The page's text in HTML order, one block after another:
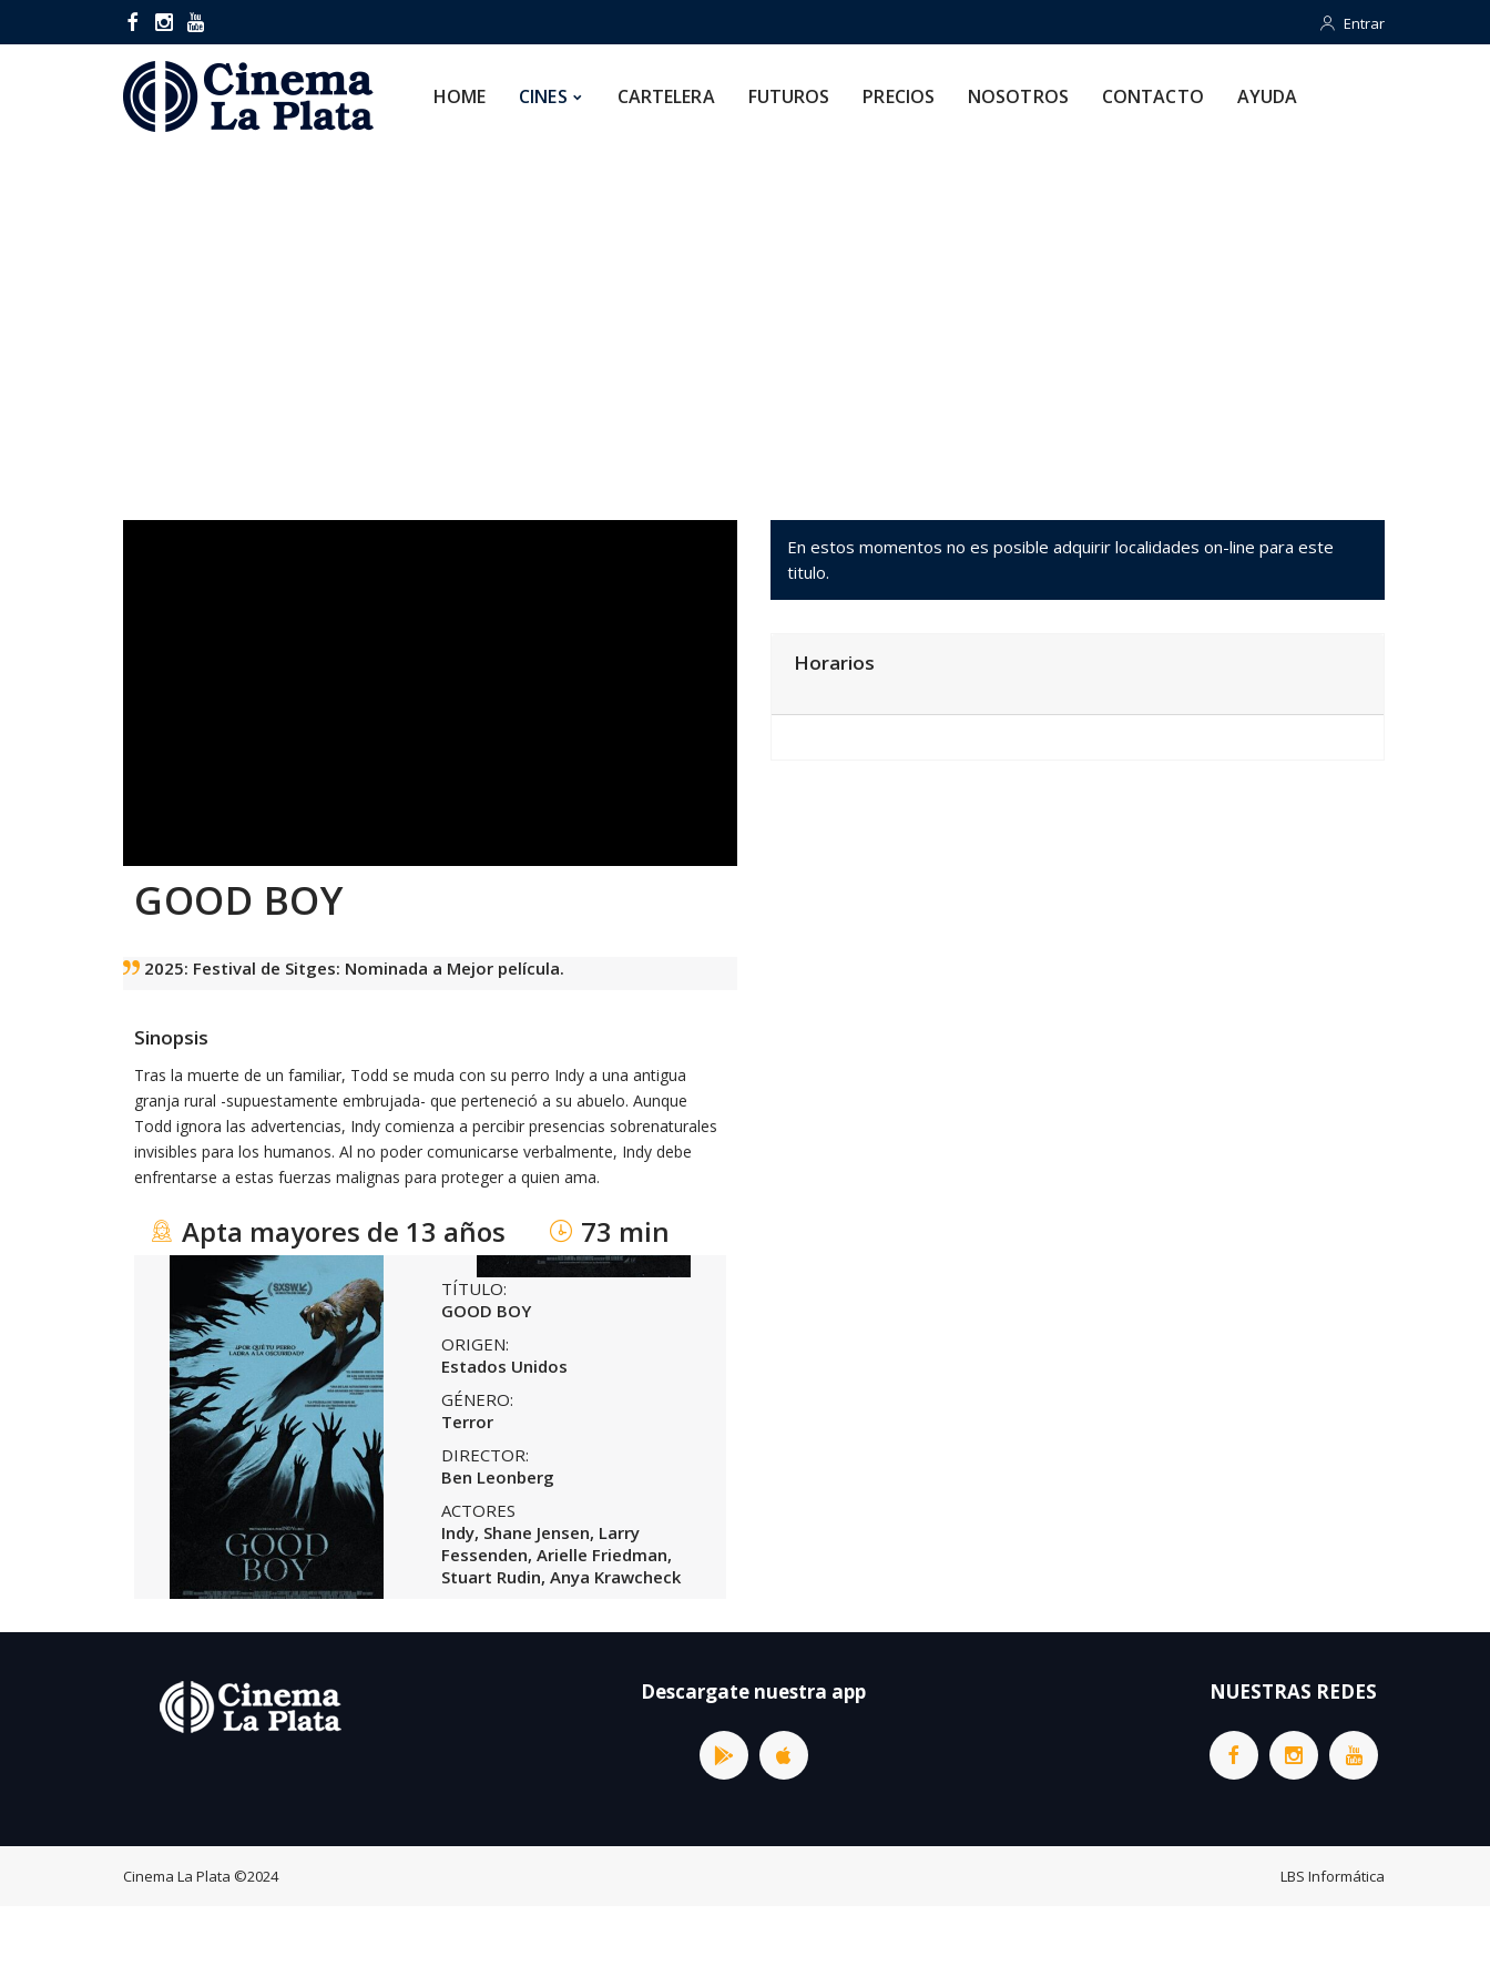
Entrar
Entrar
HOME CINES CARTELERA FUTUROS PRECIOS NOSOTROS CONTACTO AYUDA
GOOD BOY
2025: Festival de Sitges: Nominada a Mejor película.
Sinopsis
Tras la muerte de un familiar, Todd se muda con su perro Indy a una antigua
granja rural -supuestamente embrujada- que perteneció a su abuelo. Aunque
Todd ignora las advertencias, Indy comienza a percibir presencias sobrenaturales
invisibles para los humanos. Al no poder comunicarse verbalmente, Indy debe
enfrentarse a estas fuerzas malignas para proteger a quien ama.
Apta mayores de 13 años 73 min
TÍTULO:
GOOD BOY
ORIGEN:
Estados Unidos
GÉNERO:
Terror
DIRECTOR:
Ben Leonberg
ACTORES
Indy, Shane Jensen, Larry
Fessenden, Arielle Friedman,
Stuart Rudin, Anya Krawcheck
En estos momentos no es posible adquirir localidades on-line para este
titulo.
Horarios
Descargate nuestra app NUESTRAS REDES
Cinema La Plata ©2024 LBS Informática